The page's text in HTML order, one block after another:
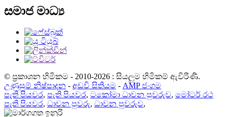
සමාජ මාධ්‍ය
© ප්‍රකාශන හිමිකම - 2010-2026 : සියලුම හිමිකම් ඇවිරිණි.
උණුසුම් නිෂ්පාදන - අඩවි සිතියම - AMP ජංගම
පැති පියවර, පැති පියවර, ටකෝමා ධාවන පුවරුව, මෝටර් රථ
පැති පියවර, ධාවන පුවරු, ධාවන පුවරුව,